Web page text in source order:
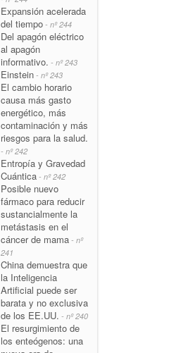
Expansión acelerada
del tiempo - nº 244
Del apagón eléctrico
al apagón
informativo. - nº 243
Einstein - nº 243
El cambio horario
causa más gasto
energético, más
contaminación y más
riesgos para la salud.
- nº 242
Entropía y Gravedad
Cuántica - nº 242
Posible nuevo
fármaco para reducir
sustancialmente la
metástasis en el
cáncer de mama - nº
241
China demuestra que
la Inteligencia
Artificial puede ser
barata y no exclusiva
de los EE.UU. - nº 240
El resurgimiento de
los enteógenos: una